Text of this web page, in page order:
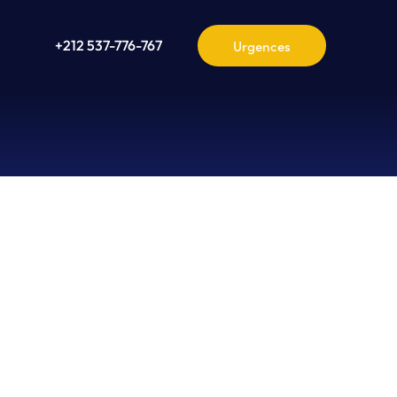
+212 537-776-767